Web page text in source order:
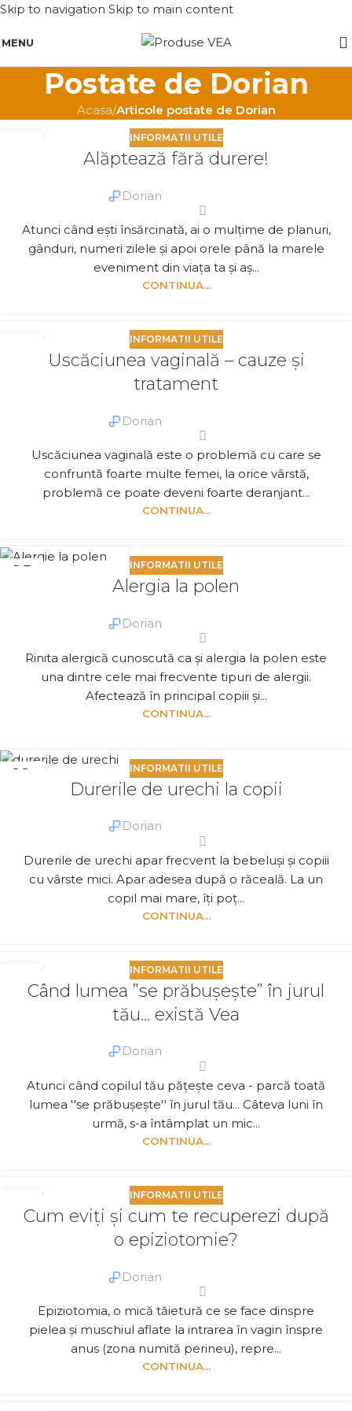
Skip to navigation Skip to main content
MENU
Postate de Dorian
Acasa/Articole postate de Dorian
INFORMATII UTILE
Alăptează fără durere!
Dorian
Atunci când ești însărcinată, ai o mulțime de planuri,
gânduri, numeri zilele și apoi orele până la marele
eveniment din viața ta și aș...
CONTINUA...
INFORMATII UTILE
Uscăciunea vaginală – cauze şi
tratament
Dorian
Uscăciunea vaginală este o problemă cu care se
confruntă foarte multe femei, la orice vârstă,
problemă ce poate deveni foarte deranjant...
CONTINUA...
25 INFORMATII UTILE
Alergia la polen
Dorian
Rinita alergică cunoscută ca și alergia la polen este
una dintre cele mai frecvente tipuri de alergii.
Afectează în principal copiii şi...
CONTINUA...
18 INFORMATII UTILE
Durerile de urechi la copii
Dorian
Durerile de urechi apar frecvent la bebeluși și copiii
cu vârste mici. Apar adesea după o răceală. La un
copil mai mare, îți poț...
CONTINUA...
FEB.
INFORMATII UTILE
Când lumea ”se prăbușește” în jurul
tău… există Vea
Dorian
Atunci când copilul tău pățește ceva - parcă toată
lumea ''se prăbușește'' în jurul tău... Câteva luni în
urmă, s-a întâmplat un mic...
CONTINUA...
DEC.
INFORMATII UTILE
Cum eviți și cum te recuperezi după
o epiziotomie?
Dorian
Epiziotomia, o mică tăietură ce se face dinspre
pielea și muschiul aflate la intrarea în vagin înspre
anus (zona numită perineu), repre...
CONTINUA...